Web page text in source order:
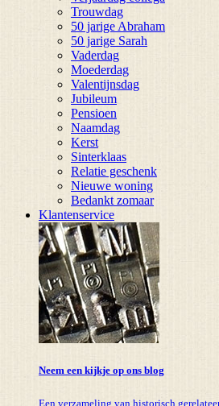
Trouwdag
50 jarige Abraham
50 jarige Sarah
Vaderdag
Moederdag
Valentijnsdag
Jubileum
Pensioen
Naamdag
Kerst
Sinterklaas
Relatie geschenk
Nieuwe woning
Bedankt zomaar
Klantenservice
Neem een kijkje op ons blog
Een verzameling van historisch